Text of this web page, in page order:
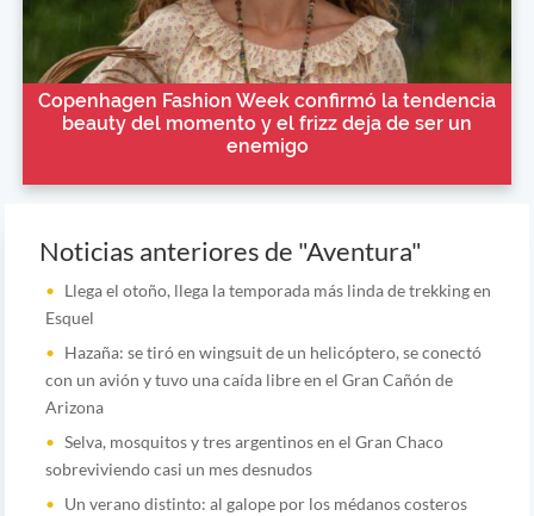
Copenhagen Fashion Week confirmó la tendencia
beauty del momento y el frizz deja de ser un
enemigo
Noticias anteriores de "Aventura"
Llega el otoño, llega la temporada más linda de trekking en
Esquel
Hazaña: se tiró en wingsuit de un helicóptero, se conectó
con un avión y tuvo una caída libre en el Gran Cañón de
Arizona
Selva, mosquitos y tres argentinos en el Gran Chaco
sobreviviendo casi un mes desnudos
Un verano distinto: al galope por los médanos costeros